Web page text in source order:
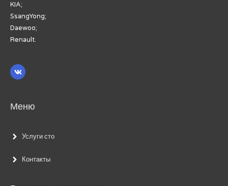
KIA;
SsangYong;
Daewoo;
Renault.
Меню
Услуги сто
Контакты